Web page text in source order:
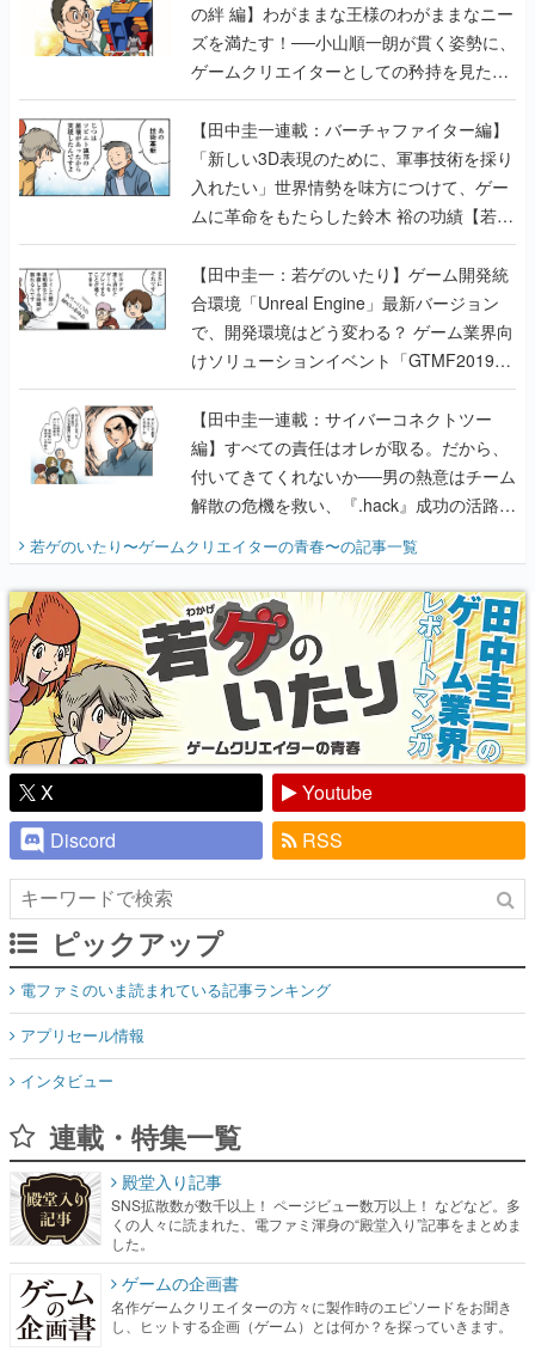
の絆 編】わがままな王様のわがままなニー
ズを満たす！──小山順一朗が貫く姿勢に、
ゲームクリエイターとしての矜持を見た
【若ゲのいたり最終回】
【田中圭一連載：バーチャファイター編】
「新しい3D表現のために、軍事技術を採り
入れたい」世界情勢を味方につけて、ゲー
ムに革命をもたらした鈴木 裕の功績【若ゲ
のいたり】
【田中圭一：若ゲのいたり】ゲーム開発統
合環境「Unreal Engine」最新バージョン
で、開発環境はどう変わる？ ゲーム業界向
けソリューションイベント「GTMF2019」
に行って、より理解を深めよう【PR】
【田中圭一連載：サイバーコネクトツー
編】すべての責任はオレが取る。だから、
付いてきてくれないか──男の熱意はチーム
解散の危機を救い、『.hack』成功の活路を
開く。業界の快男児・松山 洋に流れる血は
『少年ジャンプ』色だった【若ゲのいた
り】
若ゲのいたり〜ゲームクリエイターの青春〜の記事一覧
X
Youtube
Discord
RSS
ピックアップ
電ファミのいま読まれている記事ランキング
アプリセール情報
インタビュー
連載・特集一覧
殿堂入り記事
SNS拡散数が数千以上！ ページビュー数万以上！ などなど。多
くの人々に読まれた、電ファミ渾身の“殿堂入り”記事をまとめま
した。
ゲームの企画書
名作ゲームクリエイターの方々に製作時のエピソードをお聞き
し、ヒットする企画（ゲーム）とは何か？を探っていきます。